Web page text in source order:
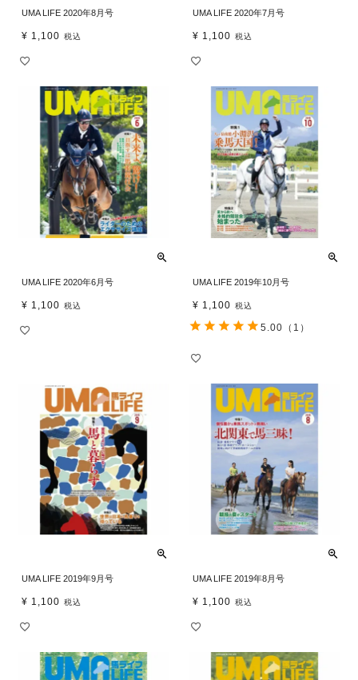
UMA LIFE 2020年8月号
¥ 1,100 税込
UMA LIFE 2020年7月号
¥ 1,100 税込
UMA LIFE 2020年6月号
¥ 1,100 税込
UMA LIFE 2019年10月号
¥ 1,100 税込
5.00 （1）
UMA LIFE 2019年9月号
¥ 1,100 税込
UMA LIFE 2019年8月号
¥ 1,100 税込